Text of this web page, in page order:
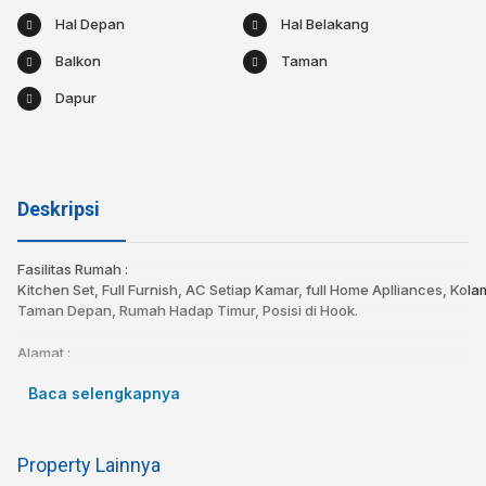
Hal Depan Hal Belakang
Balkon Taman
Dapur
Deskripsi
Fasilitas Rumah :
Kitchen Set, Full Furnish, AC Setiap Kamar, full Home Aplliances,
Taman Depan, Rumah Hadap Timur, Posisi di Hook.
Alamat :
Lingkungan dekat dengan :
Dekat ke STT Telkom / Telkom University hanya 5 menit
Baca selengkapnya
Property Lainnya